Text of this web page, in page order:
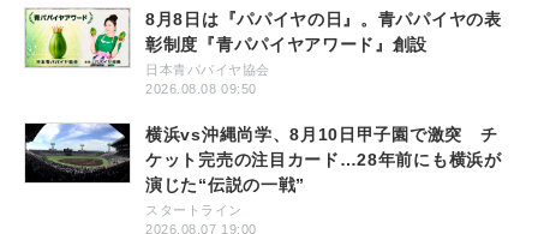
8月8日は『パパイヤの日』。青パパイヤの表
彰制度『青パパイヤアワード』創設
日本青パパイヤ協会
2026.08.08 09:50
横浜vs沖縄尚学、8月10日甲子園で激突 チ
ケット完売の注目カード…28年前にも横浜が
演じた“伝説の一戦”
スタートライン
2026.08.07 19:00